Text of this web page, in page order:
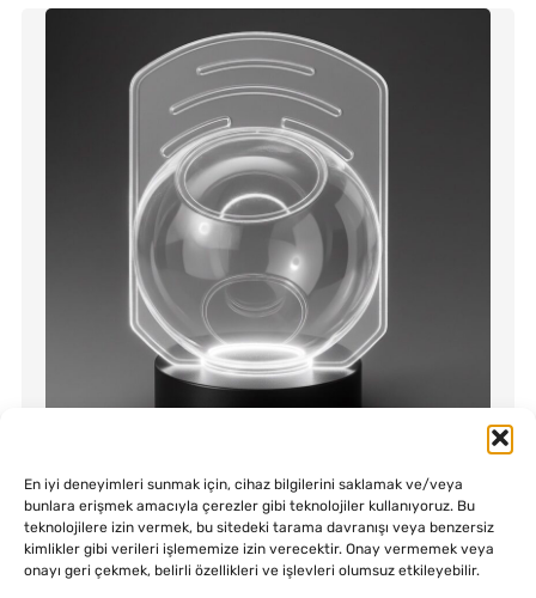
En iyi deneyimleri sunmak için, cihaz bilgilerini saklamak ve/veya
bunlara erişmek amacıyla çerezler gibi teknolojiler kullanıyoruz. Bu
teknolojilere izin vermek, bu sitedeki tarama davranışı veya benzersiz
kimlikler gibi verileri işlememize izin verecektir. Onay vermemek veya
onayı geri çekmek, belirli özellikleri ve işlevleri olumsuz etkileyebilir.
Küre Ambalaj Ø180 ,Ø190, Ø225